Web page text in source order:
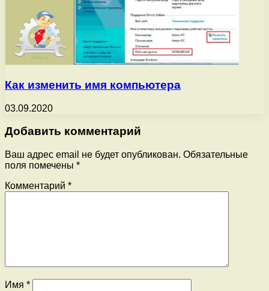
Как изменить имя компьютера
03.09.2020
Добавить комментарий
Ваш адрес email не будет опубликован. Обязательные
поля помечены *
Комментарий *
Имя *